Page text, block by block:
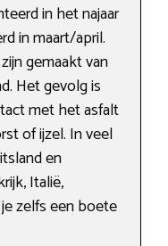
in het najaar
in maart/april.
gemaakt van
Het gevolg is
met het asfalt
of ijzel. In veel
en
Italië,
zelfs een boete